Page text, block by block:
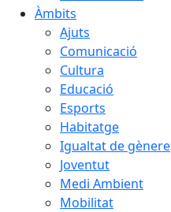
Àmbits
Ajuts
Comunicació
Cultura
Educació
Esports
Habitatge
Igualtat de gènere
Joventut
Medi Ambient
Mobilitat